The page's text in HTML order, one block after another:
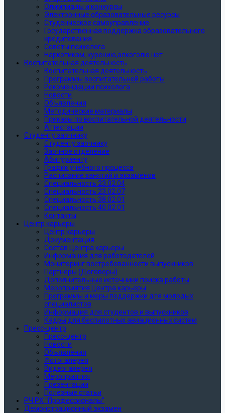
Олимпиады и конкурсы
Электронные образовательные ресурсы
Студенческое самоуправление
Государственная поддержка образовательного
кредитования
Советы психолога
Наркотикам, курению,алкоголю нет
Воспитательная деятельность
Воспитательная деятельность
Программы воспитательной работы
Рекомендации психолога
Новости
Объявления
Методические материалы
Приказы по воспитательной деятельности
Аттестации
Студенту заочнику
Студенту заочнику
Заочное отделение
Абитуриенту
График учебного процесса
Расписание занятий и экзаменов
Специальность 23.02.04
Специальность 23.02.07
Специальность 38.02.01
Специальность 40.02.01
Контакты
Центр карьеры
Центр карьеры
Документация
Состав Центра карьеры
Информация для работодателей
Мониторинг востребованности выпускников
Партнеры (Договоры)
Дополнительные источники поиска работы
Мероприятия Центра карьеры
Программы и меры поддержки для молодых
специалистов
Информация для студентов и выпускников
Кадры для беспилотных авиационных систем
Пресс-центр
Пресс-центр
Новости
Объявления
Фотогалерея
Видеогалерея
Мероприятия
Презентации
Полезные статьи
РЧ РХ "Профессионалы"
Демонстрационный экзамен